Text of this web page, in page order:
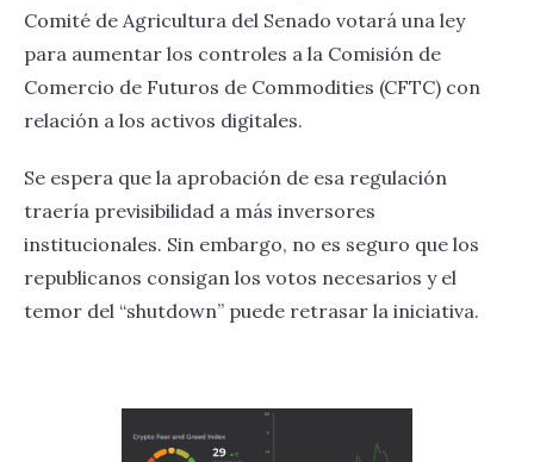
Comité de Agricultura del Senado votará una ley
para aumentar los controles a la Comisión de
Comercio de Futuros de Commodities (CFTC) con
relación a los activos digitales.
Se espera que la aprobación de esa regulación
traería previsibilidad a más inversores
institucionales. Sin embargo, no es seguro que los
republicanos consigan los votos necesarios y el
temor del “shutdown” puede retrasar la iniciativa.